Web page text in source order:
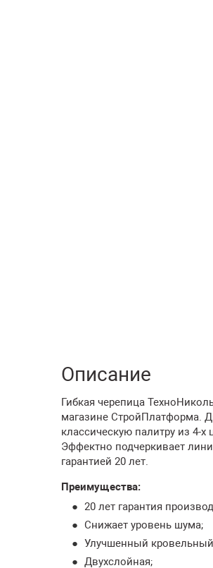
Описание
Гибкая черепица
магазине СтройПлатформа.
классическую палитру из 4-
Эффектно подчеркивает
гарантией 20 лет.
Преимущества:
20 лет гарантия
Снижает уровень шума;
Улучшенный
Двухслойная;